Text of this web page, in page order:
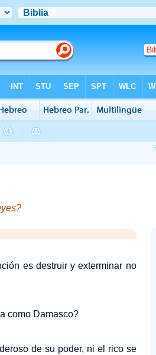
es destruir y exterminar no
como Damasco?
de su poder, ni el rico se